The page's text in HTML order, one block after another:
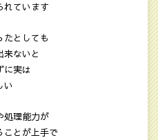
れています
たとしても
ないと
に実は
い
処理能力が
ことが上手で